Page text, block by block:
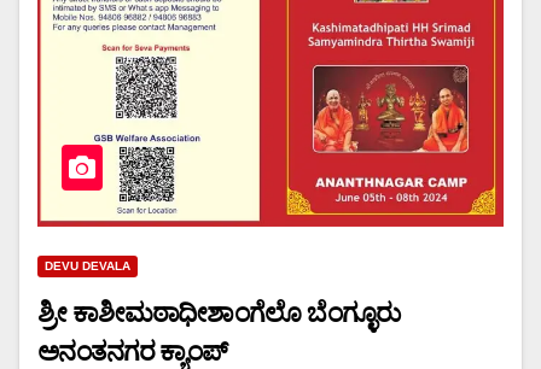
DEVU DEVALA
ಶ್ರೀ ಕಾಶೀಮಠಾಧೀಶಾಂಗೆಲೊ ಬೆಂಗ್ಳೂರು
ಅನಂತನಗರ ಕ್ಯಾಂಪ್